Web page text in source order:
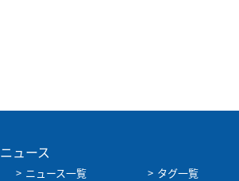
ニュース
ニュース一覧
タグ一覧